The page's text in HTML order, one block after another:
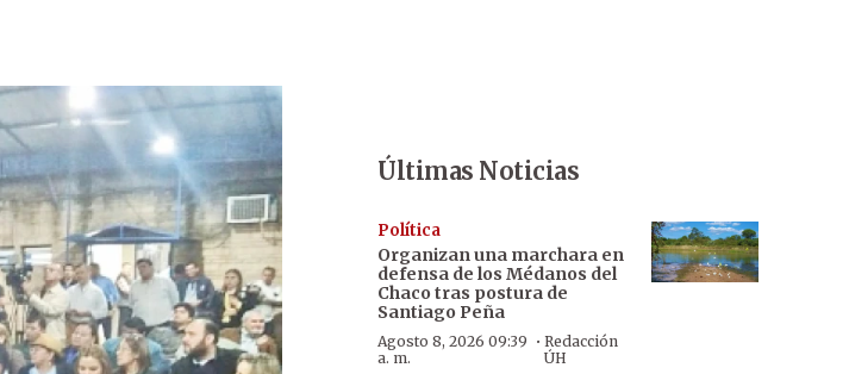
Últimas Noticias
Política
Organizan una marchara en
defensa de los Médanos del
Chaco tras postura de
Santiago Peña
Agosto 8, 2026 09:39
a. m.
·Redacción
ÚH